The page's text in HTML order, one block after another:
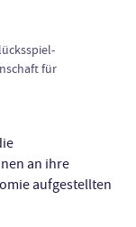
für
an ihre
aufgestellten